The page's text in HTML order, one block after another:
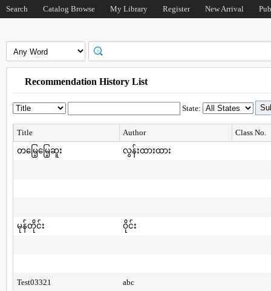
Search Catalog Browse My Library Register New Arrival
Recommendation History List
State:
Title Author
Class No.
တမြေ့မြေ့ဆူး
လွန်းထားထား
မုန်တိုင်း ဝိုင်း
Test03321 abc